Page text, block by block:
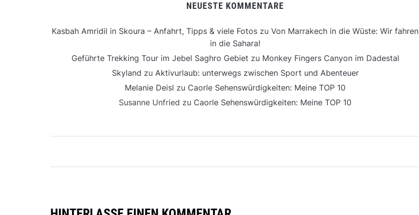
NEUESTE KOMMENTARE
Kasbah Amridil in Skoura – Anfahrt, Tipps & viele Fotos zu Von Marrakech in die Wüste: Wir fahren
in die Sahara!
Geführte Trekking Tour im Jebel Saghro Gebiet zu Monkey Fingers Canyon im Dadestal
Skyland zu Aktivurlaub: unterwegs zwischen Sport und Abenteuer
Melanie Deisl zu Caorle Sehenswürdigkeiten: Meine TOP 10
Susanne Unfried zu Caorle Sehenswürdigkeiten: Meine TOP 10